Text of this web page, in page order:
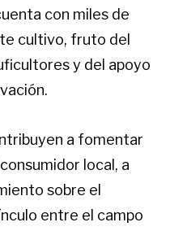
con miles de
cultivo, fruto del
y del apoyo
a fomentar
local, a
sobre el
entre el campo